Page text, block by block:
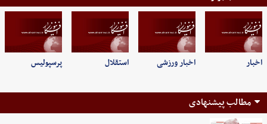
اخبار اخبار ورزشی استقلال پرسپولیس
مطالب پیشنهادی